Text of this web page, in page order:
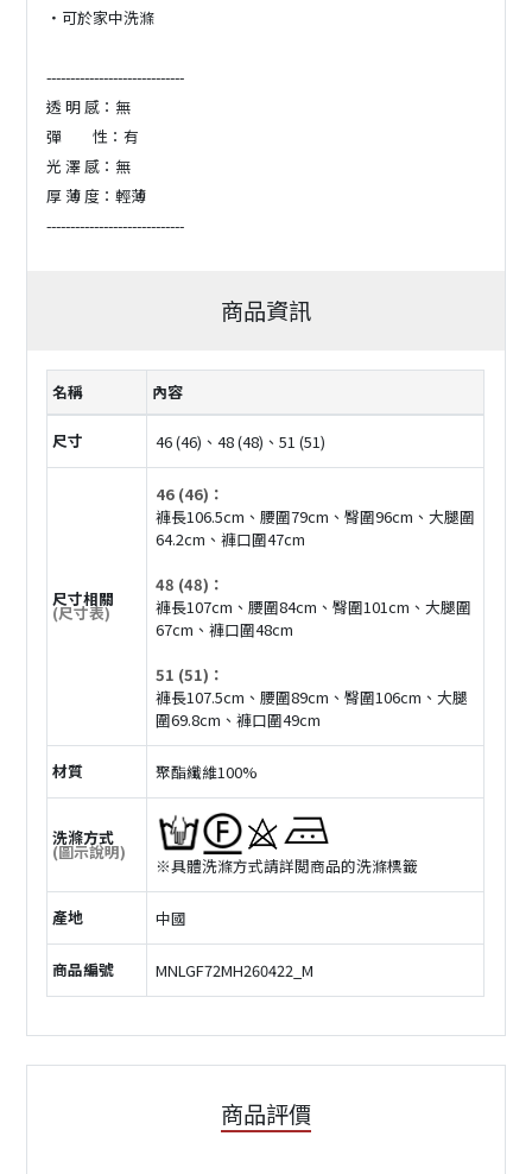
・可於家中洗滌
-----------------------------
透 明 感：無
彈 性：有
光 澤 感：無
厚 薄 度：輕薄
-----------------------------
商品資訊
名稱 內容
尺寸 46 (46)、48 (48)、51 (51)
尺寸相關
(尺寸表)
46 (46)：
褲長106.5cm、腰圍79cm、臀圍96cm、大腿圍
64.2cm、褲口圍47cm
48 (48)：
褲長107cm、腰圍84cm、臀圍101cm、大腿圍
67cm、褲口圍48cm
51 (51)：
褲長107.5cm、腰圍89cm、臀圍106cm、大腿
圍69.8cm、褲口圍49cm
材質 聚酯纖維100%
洗滌方式
(圖示說明)
※具體洗滌方式請詳閲商品的洗滌標籤
產地 中國
商品編號 MNLGF72MH260422_M
商品評價